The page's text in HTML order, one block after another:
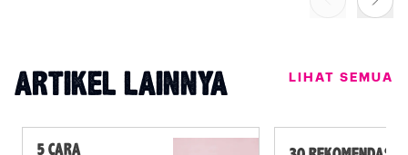
ARTIKEL LAINNYA LIHAT SEMUA
5 CARA